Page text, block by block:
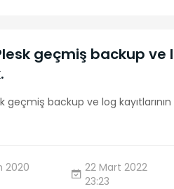
geçmiş backup ve
geçmiş backup ve log
2020
22 Mart 2022
23:23